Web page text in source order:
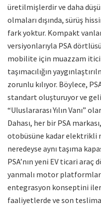
üretilmişlerdir ve daha
olmaları dışında, sürüş
fark yoktur. Kompakt
versiyonlarıyla PSA
mobilite için muazzam itici
taşımacılığın
zorunlu kılıyor. Böylece,
standart oluşturuyor ve
“Uluslararası Yılın Vanı”
Dahası, her bir PSA
otobüsüne kadar elektrikli
neredeyse aynı taşıma
PSA’nın yeni EV ticari
yanmalı motor
entegrasyon konseptini
faaliyetlerde ve son